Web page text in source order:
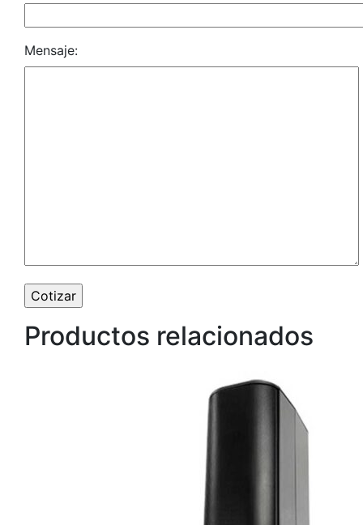
Mensaje:
Productos relacionados